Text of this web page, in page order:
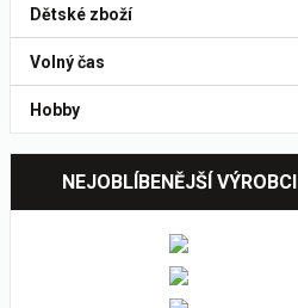
Dětské zboží
Volný čas
Hobby
NEJOBLÍBENĚJŠÍ VÝROBCI